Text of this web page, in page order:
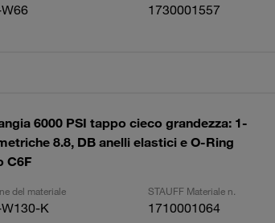
1730001557
6000 PSI tappo cieco grandezza: 1-
8.8, DB anelli elastici e O-Ring
C6F
del materiale STAUFF Materiale n.
K 1710001064